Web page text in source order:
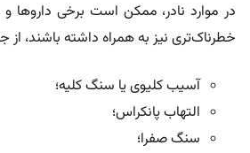
در موارد نادر، ممکن است برخی داروها
خطرناک‌تری نیز به همراه داشته باشند، از
آسیب کلیوی یا سنگ کلیه؛
التهاب پانکراس؛
سنگ صفرا؛